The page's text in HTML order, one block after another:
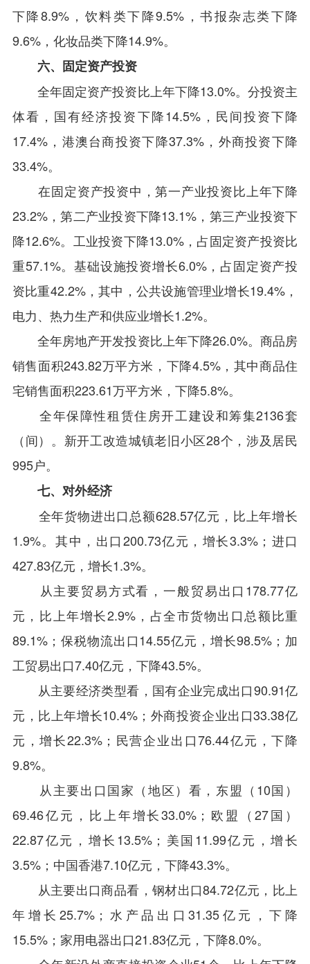
下降8.9%，饮料类下降9.5%，书报杂志类下降
9.6%，化妆品类下降14.9%。
六、固定资产投资
全年固定资产投资比上年下降13.0%。分投资主
体看，国有经济投资下降14.5%，民间投资下降
17.4%，港澳台商投资下降37.3%，外商投资下降
33.4%。
在固定资产投资中，第一产业投资比上年下降
23.2%，第二产业投资下降13.1%，第三产业投资下
降12.6%。工业投资下降13.0%，占固定资产投资比
重57.1%。基础设施投资增长6.0%，占固定资产投
资比重42.2%，其中，公共设施管理业增长19.4%，
电力、热力生产和供应业增长1.2%。
全年房地产开发投资比上年下降26.0%。商品房
销售面积243.82万平方米，下降4.5%，其中商品住
宅销售面积223.61万平方米，下降5.8%。
全年保障性租赁住房开工建设和筹集2136套
（间）。新开工改造城镇老旧小区28个，涉及居民
995户。
七、对外经济
全年货物进出口总额628.57亿元，比上年增长
1.9%。其中，出口200.73亿元，增长3.3%；进口
427.83亿元，增长1.3%。
从主要贸易方式看，一般贸易出口178.77亿
元，比上年增长2.9%，占全市货物出口总额比重
89.1%；保税物流出口14.55亿元，增长98.5%；加
工贸易出口7.40亿元，下降43.5%。
从主要经济类型看，国有企业完成出口90.91亿
元，比上年增长10.4%；外商投资企业出口33.38亿
元，增长22.3%；民营企业出口76.44亿元，下降
9.8%。
从主要出口国家（地区）看，东盟（10国）
69.46亿元，比上年增长33.0%；欧盟（27国）
22.87亿元，增长13.5%；美国11.99亿元，增长
3.5%；中国香港7.10亿元，下降43.3%。
从主要出口商品看，钢材出口84.72亿元，比上
年增长25.7%；水产品出口31.35亿元，下降
15.5%；家用电器出口21.83亿元，下降8.0%。